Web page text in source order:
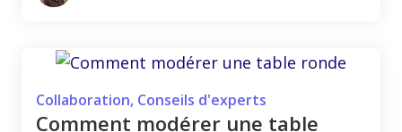
Collaboration, Conseils d'experts
Comment modérer une table